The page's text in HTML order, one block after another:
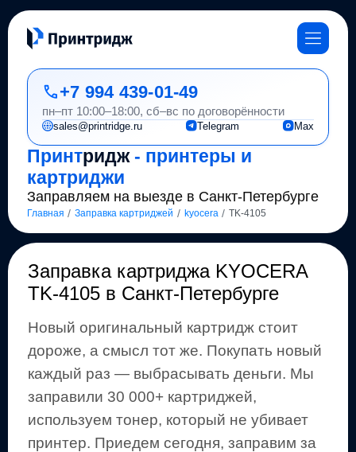
Принтридж- принтеры и
картриджи
Заправляем на выезде в Санкт-Петербурге
Главная / Заправка картриджей / kyocera / TK-4105
+7 994 439-01-49
пн–пт 10:00–18:00, сб–вс по договорённости
sales@printridge.ru Telegram Max
Заправка картриджа KYOCERA
TK-4105в Санкт-Петербурге
Новый оригинальный картридж стоит
дороже, а смысл тот же. Покупать новый
каждый раз — выбрасывать деньги. Мы
заправили 30 000+ картриджей,
используем тонер, который не убивает
принтер. Приедем сегодня, заправим за